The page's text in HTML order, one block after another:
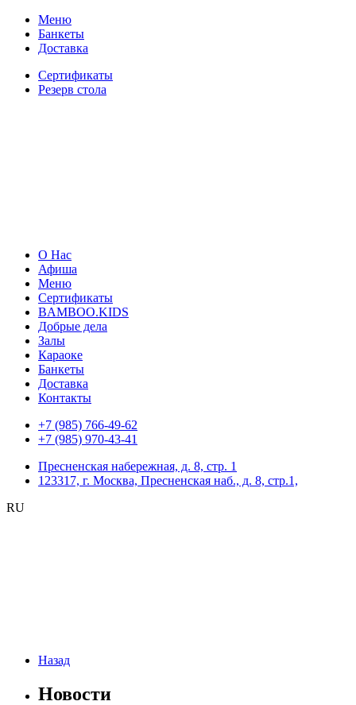
Меню
Банкеты
Доставка
Сертификаты
Резерв стола
О Нас
Афиша
Меню
Сертификаты
BAMBOO.KIDS
Добрые дела
Залы
Караоке
Банкеты
Доставка
Контакты
+7 (985) 766-49-62
+7 (985) 970-43-41
Пресненская набережная, д. 8, стр. 1
123317, г. Москва, Пресненская наб., д. 8, стр.1,
RU
Назад
Новости